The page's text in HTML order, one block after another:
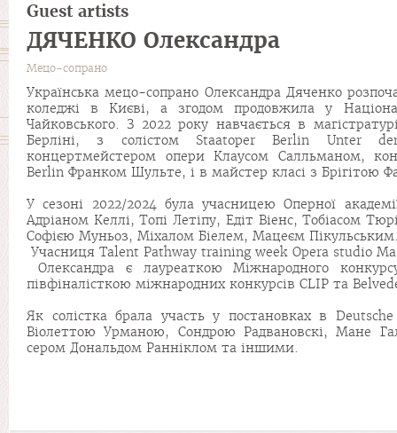
Guest artists
ДЯЧЕНКО Олександра
Мецо-сопрано
Українська мецо-сопрано Олександра Дяченко
коледжі в Києві, а згодом продовжила у
Чайковського. З 2022 року навчається в
Берліні, з солістом Staatoper Berlin Unter
концертмейстером опери Клаусом Салльманом,
Berlin Франком Шульте, і в майстер класі з Брігітою
У сезоні 2022/2024 була учасницею Оперної
Адріаном Келлі, Топі Летіпу, Едіт Віенс, Тобіасом
Софією Муньоз, Міхалом Біелем, Мацеєм
Учасниця Talent Pathway training week Opera studio
Олександра є лауреаткою Міжнародного
півфіналісткою міжнародних конкурсів CLIP та
Як солістка брала участь у постановках в
Віолеттою Урманою, Сондрою Радвановскі, Мане
сером Дональдом Ранніклом та іншими.